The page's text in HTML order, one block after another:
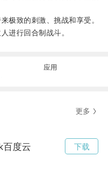
极致的刺激、挑战和享受。
进行回合制战斗。
应用
更多
百度云 下载